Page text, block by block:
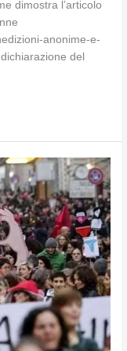
dimostra l’articolo
anonime-e-
del